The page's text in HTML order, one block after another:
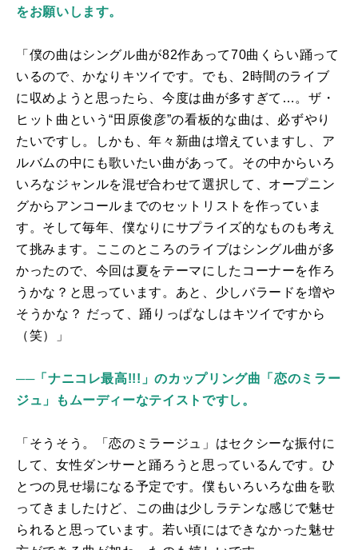
をお願いします。
「僕の曲はシングル曲が82作あって70曲くらい踊って
いるので、かなりキツイです。でも、2時間のライブ
に収めようと思ったら、今度は曲が多すぎて…。ザ・
ヒット曲という“田原俊彦”の看板的な曲は、必ずやり
たいですし。しかも、年々新曲は増えていますし、ア
ルバムの中にも歌いたい曲があって。その中からいろ
いろなジャンルを混ぜ合わせて選択して、オープニン
グからアンコールまでのセットリストを作っていま
す。そして毎年、僕なりにサプライズ的なものも考え
て挑みます。ここのところのライブはシングル曲が多
かったので、今回は夏をテーマにしたコーナーを作ろ
うかな？と思っています。あと、少しバラードを増や
そうかな？ だって、踊りっぱなしはキツイですから
（笑）」
──「ナニコレ最高!!!」のカップリング曲「恋のミラー
ジュ」もムーディーなテイストですし。
「そうそう。「恋のミラージュ」はセクシーな振付に
して、女性ダンサーと踊ろうと思っているんです。ひ
とつの見せ場になる予定です。僕もいろいろな曲を歌
ってきましたけど、この曲は少しラテンな感じで魅せ
られると思っています。若い頃にはできなかった魅せ